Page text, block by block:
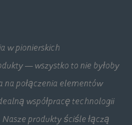
w pionierskich
— wszystko to nie byłoby
na połączenia elementów
współpracę technologii
produkty ściśle łączą